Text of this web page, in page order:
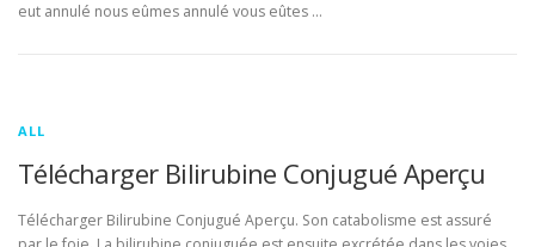
eut annulé nous eûmes annulé vous eûtes …
ALL
Télécharger Bilirubine Conjugué Aperçu
Télécharger Bilirubine Conjugué Aperçu. Son catabolisme est assuré